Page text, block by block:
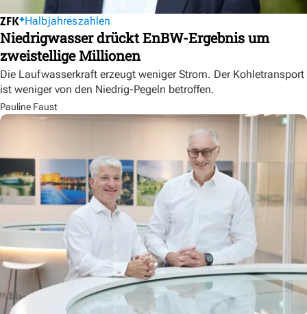
Halbjahreszahlen
Niedrigwasser drückt EnBW-Ergebnis um
zweistellige Millionen
Die Laufwasserkraft erzeugt weniger Strom. Der Kohletransport
ist weniger von den Niedrig-Pegeln betroffen.
Pauline Faust